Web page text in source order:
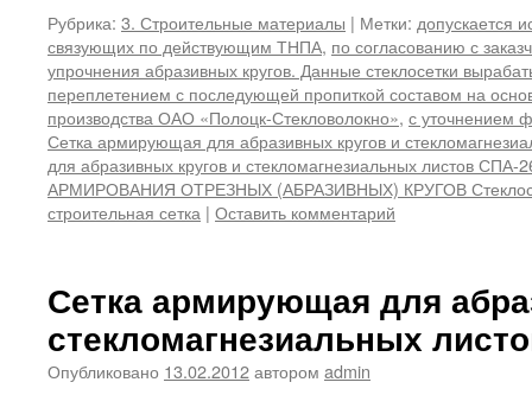
Рубрика: 3. Строительные материалы | Метки: допускается
связующих по действующим ТНПА, по согласованию с
упрочнения абразивных кругов. Данные стеклосетки
переплетением с последующей пропиткой составом на
производства ОАО «Полоцк-Стекловолокно», с уточнением
Сетка армирующая для абразивных кругов и
для абразивных кругов и стекломагнезиальных листов СПА-
АРМИРОВАНИЯ ОТРЕЗНЫХ (АБРАЗИВНЫХ) КРУГОВ
строительная сетка | Оставить комментарий
Сетка армирующая для
стекломагнезиальных
Опубликовано 13.02.2012автором admin